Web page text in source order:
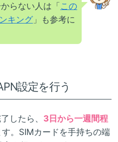
らない人は「この
キング 」も参考に
設定を行う
したら、 3日から一週間程
す。SIMカードを手持ちの端